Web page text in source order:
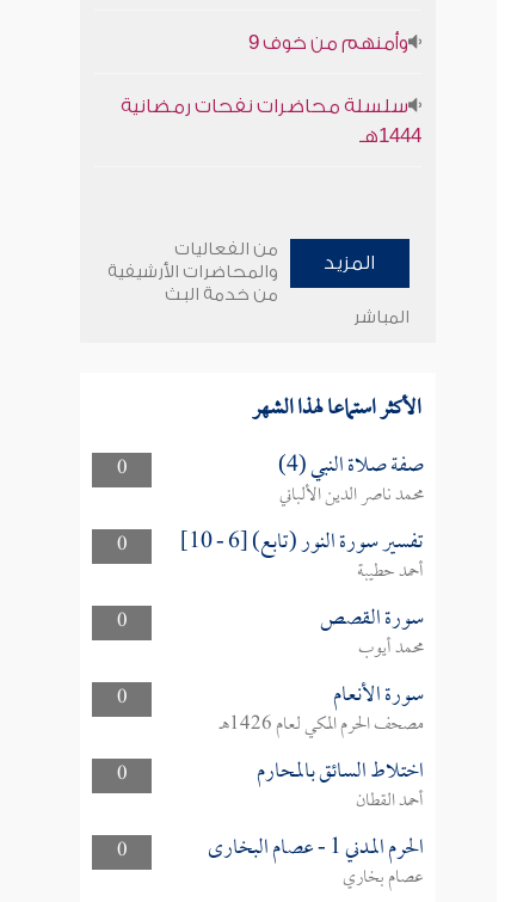
وأمنهم من خوف 9
سلسلة محاضرات نفحات رمضانية
1444هـ
المزيد
من الفعاليات
والمحاضرات الأرشيفية
من خدمة البث
المباشر
الأكثر استماعا لهذا الشهر
0 صفة صلاة النبي (4)
محمد ناصر الدين الألباني
0
تفسير سورة النور (تابع) [6 - 10]
أحمد حطيبة
0
سورة القصص
محمد أيوب
0
سورة الأنعام
مصحف الحرم المكي لعام 1426هـ
0
اختلاط السائق بالمحارم
أحمد القطان
0
الحرم المدني 1 - عصام البخارى
عصام بخاري